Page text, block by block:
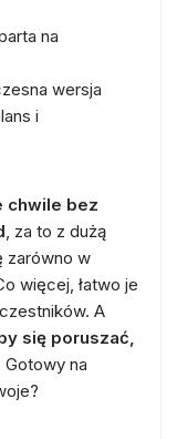
na
wersja
i
chwile bez
, za to z dużą
zarówno w
więcej, łatwo je
A
się poruszać,
Gotowy na